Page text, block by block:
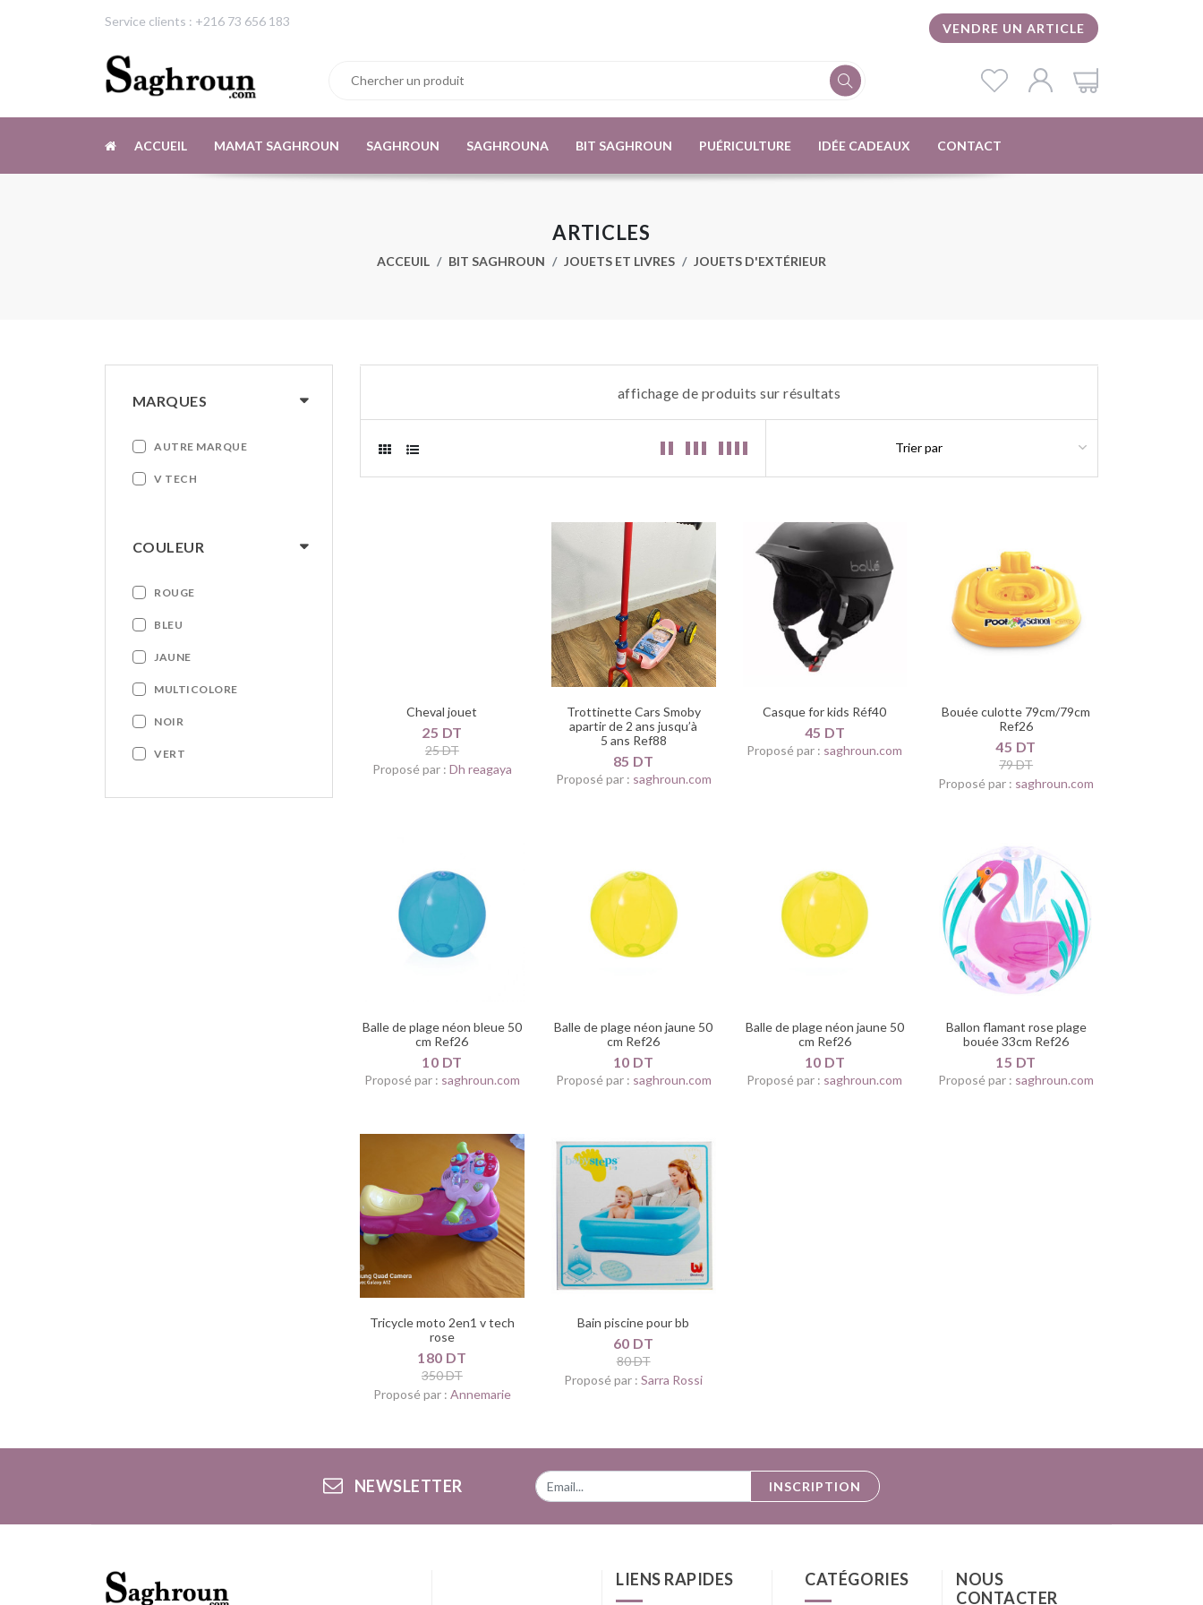
Service clients : +216 73 656 183 VENDRE UN ARTICLE
ACCUEIL MAMAT SAGHROUN SAGHROUN SAGHROUNA BIT SAGHROUN PUÉRICULTURE IDÉE CADEAUX CONTACT
ARTICLES
ACCEUIL BIT SAGHROUN JOUETS ET LIVRES JOUETS D'EXTÉRIEUR
MARQUES
AUTRE MARQUE
V TECH
COULEUR
ROUGE
BLEU
JAUNE
MULTICOLORE
NOIR
VERT
affichage de produits sur résultats
Cheval jouet
25 DT
25 DT
Proposé par : Dh reagaya
Trottinette Cars Smoby
apartir de 2 ans jusqu’à
5 ans Ref88
85 DT
Proposé par : saghroun.com
Casque for kids Réf40
45 DT
Proposé par : saghroun.com
Bouée culotte 79cm/79cm
Ref26
45 DT
79 DT
Proposé par : saghroun.com
Balle de plage néon bleue 50
cm Ref26
10 DT
Proposé par : saghroun.com
Balle de plage néon jaune 50
cm Ref26
10 DT
Proposé par : saghroun.com
Balle de plage néon jaune 50
cm Ref26
10 DT
Proposé par : saghroun.com
Ballon flamant rose plage
bouée 33cm Ref26
15 DT
Proposé par : saghroun.com
Tricycle moto 2en1 v tech
rose
180 DT
350 DT
Proposé par : Annemarie
Bain piscine pour bb
60 DT
80 DT
Proposé par :Sarra Rossi
NEWSLETTER INSCRIPTION
LIENS RAPIDES CATÉGORIES
NOUS
CONTACTER